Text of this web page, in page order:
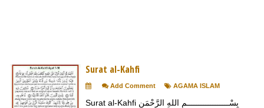
Surat al-Kahfi
Add Comment AGAMA ISLAM
Surat al-Kahfi بِسْــــــــــــــــــمِ اللهِ الرَّحْمَنِ